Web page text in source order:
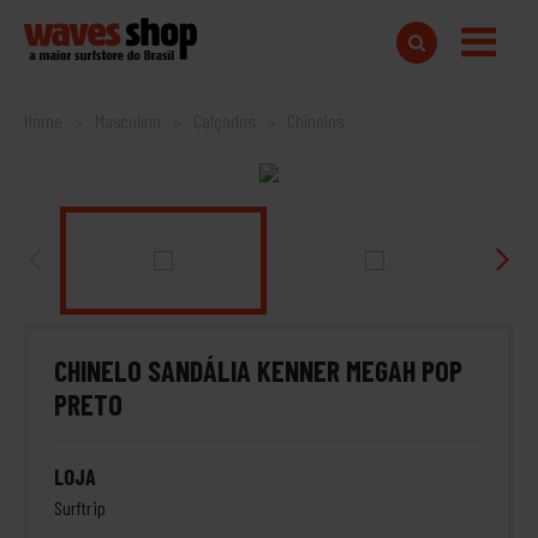
Home
CHINELO SANDÁLIA KENNER MEGAH POP
PRETO
LOJA
Surftrip